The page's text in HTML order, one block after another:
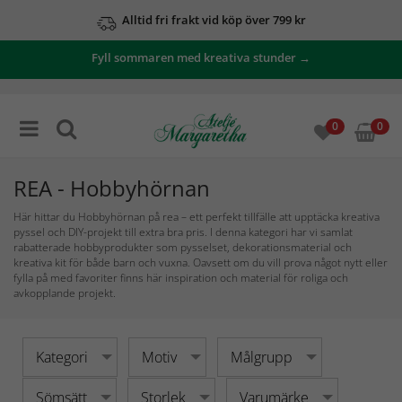
Se våra erbjudanden här
Fyll sommaren med kreativa stunder →
0 0
REA - Hobbyhörnan
Här hittar du Hobbyhörnan på rea – ett perfekt tillfälle att upptäcka kreativa
pyssel och DIY-projekt till extra bra pris. I denna kategori har vi samlat
rabatterade hobbyprodukter som pysselset, dekorationsmaterial och
kreativa kit för både barn och vuxna. Oavsett om du vill prova något nytt eller
fylla på med favoriter finns här inspiration och material för roliga och
avkopplande projekt.
Kategori Motiv Målgrupp
Sömsätt Storlek Varumärke